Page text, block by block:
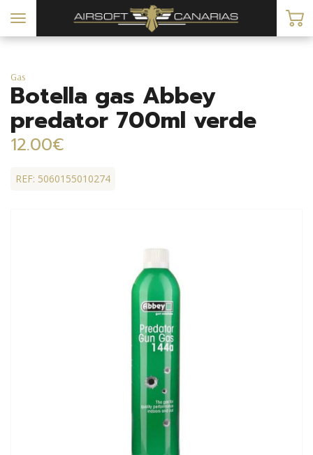
Toggle
navigation
Gas
Botella gas Abbey
predator 700ml verde
12.00€
REF: 5060155010274